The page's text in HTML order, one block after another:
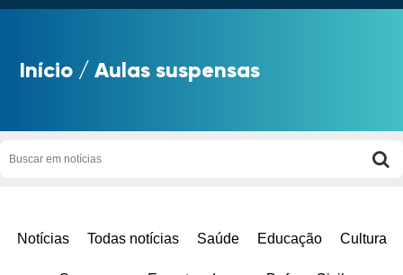
Início /Aulas suspensas
Notícias Todas notícias Saúde Educação Cultura